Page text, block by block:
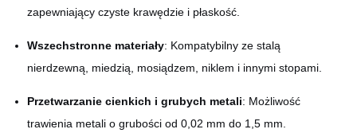
zapewniający czyste krawędzie i płaskość.
Wszechstronne materiały: Kompatybilny ze stalą
nierdzewną, miedzią, mosiądzem, niklem i innymi stopami.
Przetwarzanie cienkich i grubych metali: Możliwość
trawienia metali o grubości od 0,02 mm do 1,5 mm.